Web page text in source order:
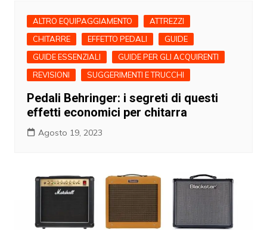
ALTRO EQUIPAGGIAMENTO
ATTREZZI
CHITARRE
EFFETTO PEDALI
GUIDE
GUIDE ESSENZIALI
GUIDE PER GLI ACQUIRENTI
REVISIONI
SUGGERIMENTI E TRUCCHI
Pedali Behringer: i segreti di questi
effetti economici per chitarra
Agosto 19, 2023